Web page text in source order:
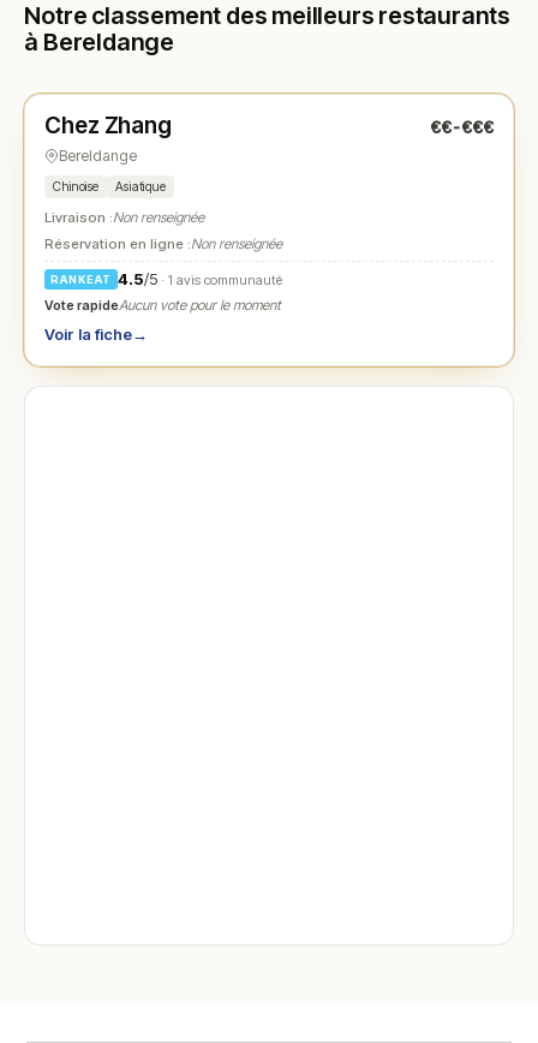
Notre classement des meilleurs restaurants
à Bereldange
★ N° 1
Chez Zhang €€-€€€
Bereldange
Chinoise Asiatique
Livraison :Non renseignée
Réservation en ligne :Non renseignée
RANKEAT 4.5/5 · 1 avis communauté
Vote rapideAucun vote pour le moment
Voir la fiche→